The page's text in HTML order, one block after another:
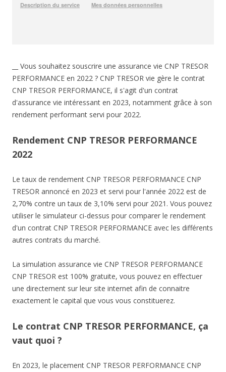
__ Vous souhaitez souscrire une assurance vie CNP TRESOR
PERFORMANCE en 2022 ? CNP TRESOR vie gère le contrat
CNP TRESOR PERFORMANCE, il s'agit d'un contrat
d'assurance vie intéressant en 2023, notamment grâce à son
rendement performant servi pour 2022.
Rendement CNP TRESOR PERFORMANCE
2022
Le taux de rendement CNP TRESOR PERFORMANCE CNP
TRESOR annoncé en 2023 et servi pour l'année 2022 est de
2,70% contre un taux de 3,10% servi pour 2021. Vous pouvez
utiliser le simulateur ci-dessus pour comparer le rendement
d'un contrat CNP TRESOR PERFORMANCE avec les différents
autres contrats du marché.
La simulation assurance vie CNP TRESOR PERFORMANCE
CNP TRESOR est 100% gratuite, vous pouvez en effectuer
une directement sur leur site internet afin de connaitre
exactement le capital que vous vous constituerez.
Le contrat CNP TRESOR PERFORMANCE, ça
vaut quoi ?
En 2023, le placement CNP TRESOR PERFORMANCE CNP